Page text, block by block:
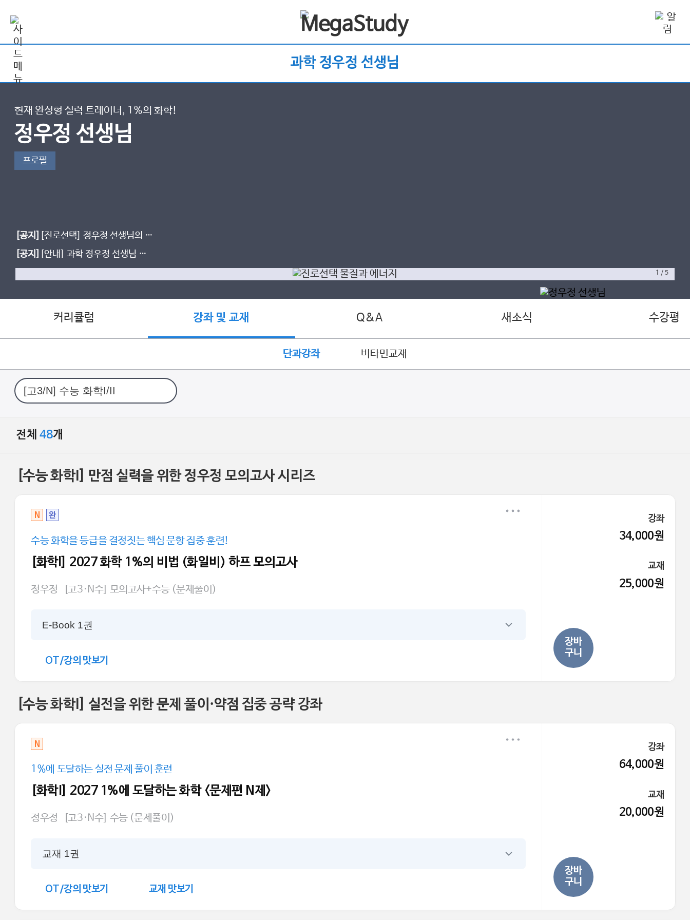
과학 정우정 선생님
현재 완성형 실력 트레이너, 1%의 화학!
정우정 선생님
프로필
[공지]
[진로선택] 정우정 선생님의 물
질과 에너지 & 화학 반응의 세계
[공지]
[안내] 과학 정우정 선생님 여
1 /5
커리큘럼 강좌 및 교재 Q&A 새소식 수강평
단과강좌 비타민교재
전체 48개
[수능 화학I] 만점 실력을 위한 정우정 모의고사 시리즈
N 완
수능 화학을 등급을 결정짓는 핵심 문항 집중 훈련!
[화학l] 2027 화학 1%의 비법 (화일비) 하프 모의고사
정우정 [고3·N수] 모의고사+수능 (문제풀이)
E-Book 1권
OT/강의 맛보기
강좌
34,000원
교재
25,000원
장바
구니
[수능 화학I] 실전을 위한 문제 풀이·약점 집중 공략 강좌
N
1%에 도달하는 실전 문제 풀이 훈련
[화학I] 2027 1%에 도달하는 화학 <문제편 N제>
정우정 [고3·N수] 수능 (문제풀이)
교재 1권
OT/강의 맛보기 교재 맛보기
강좌
64,000원
교재
20,000원
장바
구니